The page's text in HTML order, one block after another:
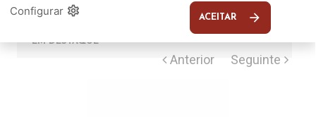
EM DESTAQUE
Configurar settings ACEITAR arrow_forward